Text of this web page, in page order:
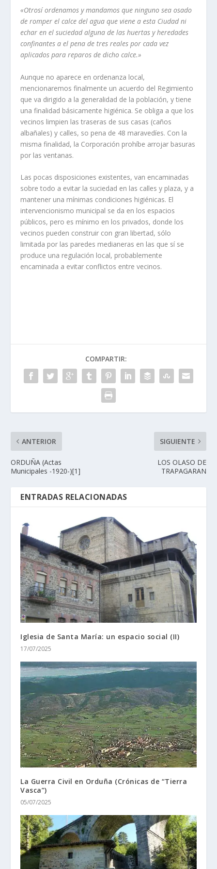
«Otrosí­ ordenamos y mandamos que ninguno sea osado
de romper el calcedel agua que viene a esta Ciudad ni
echar en el suciedad alguna de las huertasy heredades
confinantes a el pena de tres reales por cada vez
aplicados parareparos de dicho calce.»
Aunque no aparece en ordenanza local,
mencionaremos finalmente un acuerdo del Regimiento
que va dirigido a la generalidad de la población, y tiene
una finalidad básicamente higiénica. Se obliga a que los
vecinos limpien las traseras de sus casas (caños
albañales) y calles, so pena de 48 maravedí­es. Con la
misma finalidad, la Corporación prohí­be arrojar basuras
por las ventanas.
Las pocas disposiciones existentes, van encaminadas
sobre todo a evitar la suciedad en las calles y plaza, y a
mantener una mí­nimas condiciones higiénicas. El
intervencionismo municipal se da en los espacios
públicos, pero es mí­nimo en los privados, donde los
vecinos pueden construir con gran libertad, sólo
limitada por las paredes medianeras en las que sí­ se
produce una regulación local, probablemente
encaminada a evitar conflic­tos entre vecinos.
COMPARTIR:
ANTERIOR
ORDUÑA (Actas
Municipales -1920-)[1]
SIGUIENTE
LOS OLASO DE
TRAPAGARAN
ENTRADAS RELACIONADAS
Iglesia de Santa María: un espacio social (II)
17/07/2025
La Guerra Civil en Orduña (Crónicas de “Tierra
Vasca”)
05/07/2025